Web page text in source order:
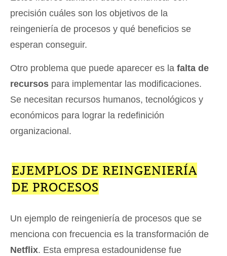
precisión cuáles son los objetivos de la
reingeniería de procesos y qué beneficios se
esperan conseguir.
Otro problema que puede aparecer es la falta de
recursos para implementar las modificaciones.
Se necesitan recursos humanos, tecnológicos y
económicos para lograr la redefinición
organizacional.
EJEMPLOS DE REINGENIERÍA
DE PROCESOS
Un ejemplo de reingeniería de procesos que se
menciona con frecuencia es la transformación de
Netflix. Esta empresa estadounidense fue